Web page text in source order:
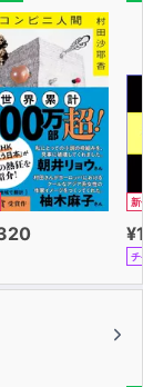
新
チ